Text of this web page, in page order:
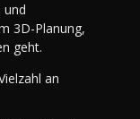
und
3D-Planung,
geht.
an